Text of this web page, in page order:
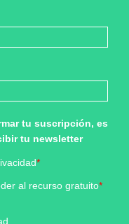
tu suscripción, es
tu newsletter
*
al recurso gratuito*
.